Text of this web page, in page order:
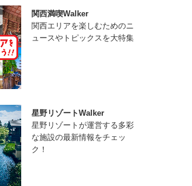
関西満喫Walker
関西エリアを楽しむためのニ
ュースやトピックスを大特集
星野リゾートWalker
星野リゾートが運営する多彩
な施設の最新情報をチェッ
ク！